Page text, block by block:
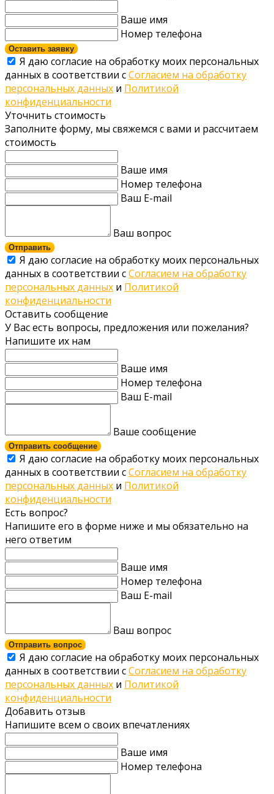
Ваше имя
Номер телефона
Оставить заявку
Я даю согласие на обработку моих персональных
данных в соответствии сСогласием на обработку
персональных данных и Политикой
конфиденциальности
Уточнить стоимость
Заполните форму, мы свяжемся с вами и рассчитаем
стоимость
Ваше имя
Номер телефона
Ваш E-mail
Ваш вопрос
Отправить
Я даю согласие на обработку моих персональных
данных в соответствии сСогласием на обработку
персональных данных и Политикой
конфиденциальности
Оставить сообщение
У Вас есть вопросы, предложения или пожелания?
Напишите их нам
Ваше имя
Номер телефона
Ваш E-mail
Ваше сообщение
Отправить сообщение
Я даю согласие на обработку моих персональных
данных в соответствии сСогласием на обработку
персональных данных и Политикой
конфиденциальности
Есть вопрос?
Напишите его в форме ниже и мы обязательно на
него ответим
Ваше имя
Номер телефона
Ваш E-mail
Ваш вопрос
Отправить вопрос
Я даю согласие на обработку моих персональных
данных в соответствии сСогласием на обработку
персональных данных и Политикой
конфиденциальности
Добавить отзыв
Напишите всем о своих впечатлениях
Ваше имя
Номер телефона